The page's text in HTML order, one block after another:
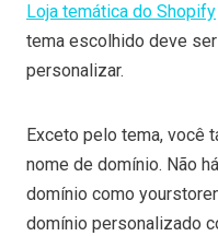
Loja temática do Shopify
tema escolhido deve
personalizar.
Exceto pelo tema, você
nome de domínio. Não
domínio como
domínio personalizado